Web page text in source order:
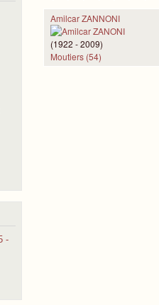
Amilcar ZANNONI
(1922 - 2009)
Moutiers (54)